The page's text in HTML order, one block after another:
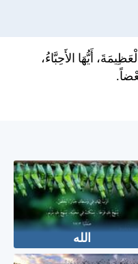
أَيُّهَا الأَحِبَّاءُ،
الله